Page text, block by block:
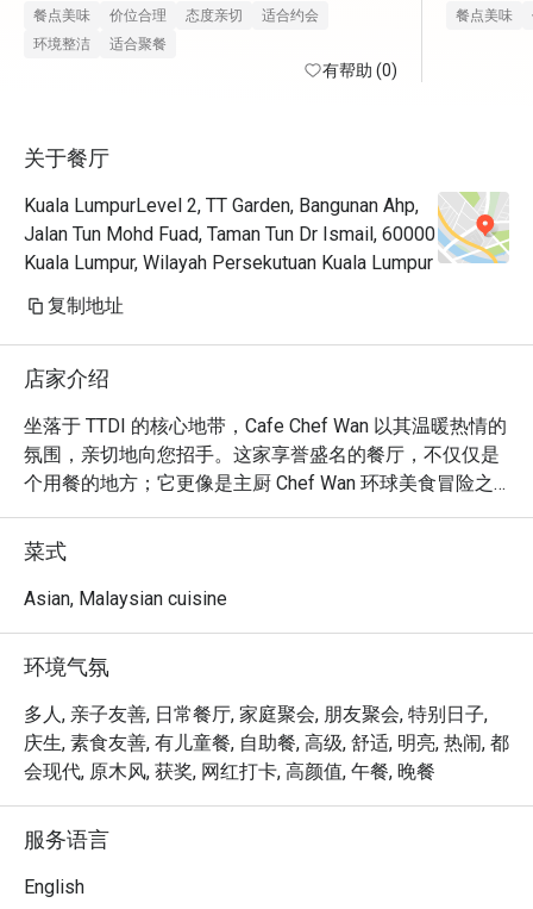
thank you for having us
餐点美味 价位合理 态度亲切
适合约会
环境整洁
适合聚餐
有帮助 (0)
餐点美味
关于餐厅
Kuala LumpurLevel 2, TT Garden, Bangunan Ahp,
Jalan Tun Mohd Fuad, Taman Tun Dr Ismail, 60000
Kuala Lumpur, Wilayah Persekutuan Kuala Lumpur
复制地址
店家介绍
坐落于 TTDI 的核心地带，Cafe Chef Wan 以其温暖热情的
氛围，亲切地向您招手。这家享誉盛名的餐厅，不仅仅是
个用餐的地方；它更像是主厨 Chef Wan 环球美食冒险之
旅的生动缩影。空气中回荡着愉快的谈笑声，弥漫着熟悉
的马来西亚香料与异国芬芳交织的香气。踏入这个每个角
落都仿佛在诉说故事的空间，让您在远离城市喧嚣的同
时，品尝由马来西亚烹饪大使本人亲自呈献的世界级风
无论您是想享用一顿快速的晚餐，还是悠闲地度过一个美
好的夜晚，这里的独特魅力都将让您难以忘怀：
菜单是 Chef Wan 旅游经验的精湛结晶，将暖心暖胃的传
承食谱如 Cucur Udang，与丰盛的国际菜肴完美结合。这
馨的环境中呈献，让每一餐都像是一场特别的庆典。这里
是一个真正在地瑰宝，让您在体验马来西亚标志性热情好
客的同时，品尝世界级的风味。
菜式
Asian, Malaysian cuisine
环境气氛
多人, 亲子友善, 日常餐厅, 家庭聚会, 朋友聚会, 特别日子,
庆生, 素食友善, 有儿童餐, 自助餐, 高级, 舒适, 明亮, 热闹, 都
会现代, 原木风, 获奖, 网红打卡, 高颜值, 午餐, 晚餐
服务语言
English